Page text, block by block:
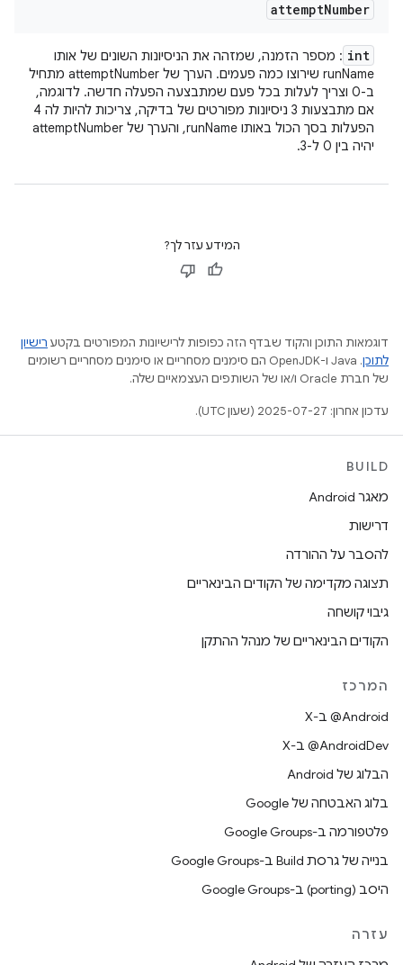
attemptNumber
int : מספר הזמנה, שמזהה את הניסיונות השונים של אותו
runName שירוצו כמה פעמים. הערך של attemptNumber מתחיל
ב-0 וצריך לעלות בכל פעם שמתבצעה הפעלה חדשה. לדוגמה,
אם מתבצעות 3 ניסיונות מפורטים של בדיקה, צריכות להיות לה 4
הפעלות בסך הכול באותו runName, והערך של attemptNumber
יהיה בין 0 ל-3.
המידע עזר לך?
דוגמאות התוכן והקוד שבדף הזה כפופות לרישיונות המפורטים בקטע רישיון
לתוכן
.‏ Java ו-OpenJDK הם סימנים מסחריים או סימנים מסחריים רשומים
של חברת Oracle ו/או של השותפים העצמאיים שלה.
עדכון אחרון: 2025-07-27 (שעון UTC).
BUILD
מאגר Android
דרישות
להסבר על ההורדה
תצוגה מקדימה של הקודים הבינאריים
גיבוי קושחה
הקודים הבינאריים של מנהל ההתקן
המרכז
‫‎@Android ב-X
‫‎@AndroidDev ב-X
הבלוג של Android
בלוג האבטחה של Google
פלטפורמה ב-Google Groups
בנייה של גרסת Build ב-Google Groups
היסב (porting) ב-Google Groups
עזרה